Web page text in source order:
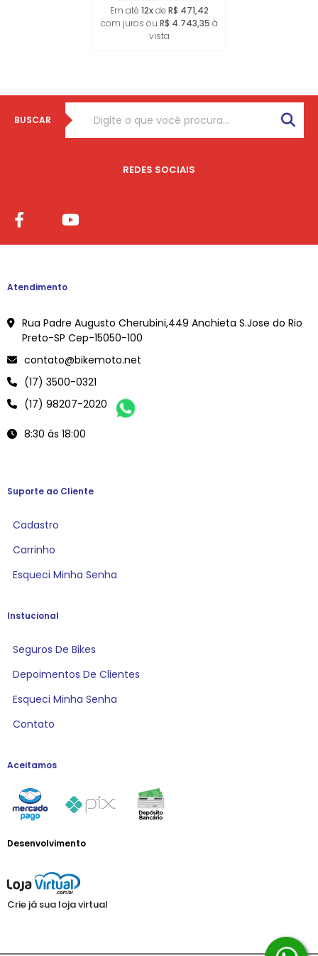
Em até 12xde R$ 471,42
com juros ou R$ 4.743,35 à
vista
BUSCAR
REDES SOCIAIS
Atendimento
Rua Padre Augusto Cherubini,449 Anchieta S.Jose do Rio
Preto-SP Cep-15050-100
contato@bikemoto.net
(17) 3500-0321
(17) 98207-2020
8:30 ás 18:00
Suporte ao Cliente
Cadastro
Carrinho
Esqueci Minha Senha
Instucional
Seguros De Bikes
Depoimentos De Clientes
Esqueci Minha Senha
Contato
Aceitamos
Desenvolvimento
Crie já sua loja virtual